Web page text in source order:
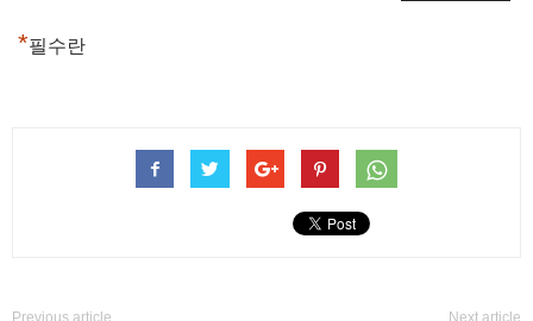
*필수란
Previous article Next article